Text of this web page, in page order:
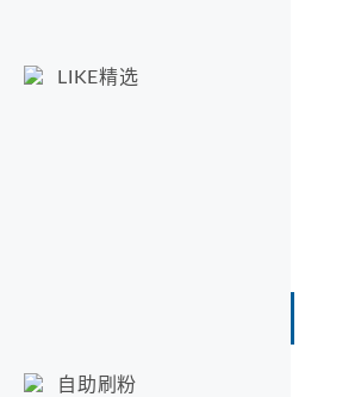
LIKE精选
自助刷粉